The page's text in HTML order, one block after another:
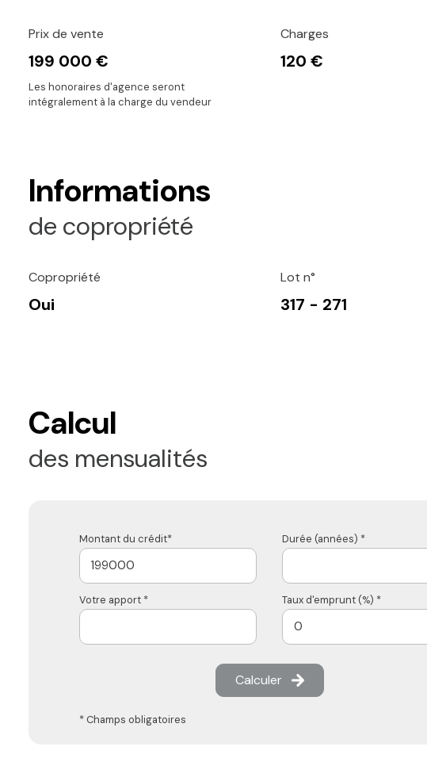
Prix de vente
199 000 €
Les honoraires d'agence seront
intégralement à la charge du vendeur
Charges
120 €
Informations
de copropriété
Copropriété
Oui
Lot n°
317 - 271
Calcul
des mensualités
Montant du crédit* Durée (années) *
Votre apport * Taux d'emprunt (%) *
Calculer
* Champs obligatoires